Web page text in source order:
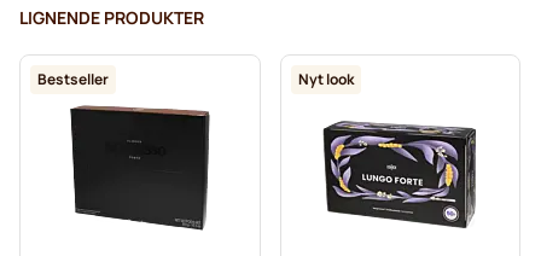
Koffeinfri kaffe til Nespresso® Pro
Afkalkning og plejeprodukter til Nespresso® Pro
Kapsler til Nespresso® Professional
Gimoka kapsler til Nespresso® Pro
LIGNENDE PRODUKTER
Bestseller Nyt look